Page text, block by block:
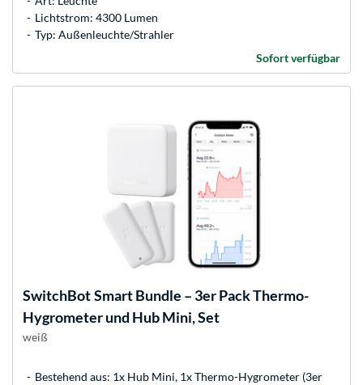
Lichtstrom: 4300 Lumen
Typ: Außenleuchte/Strahler
Sofort verfügbar
SwitchBotSmart Bundle – 3er Pack Thermo-
Hygrometer und Hub Mini, Set
weiß
Bestehend aus: 1x Hub Mini, 1x Thermo-Hygrometer (3er